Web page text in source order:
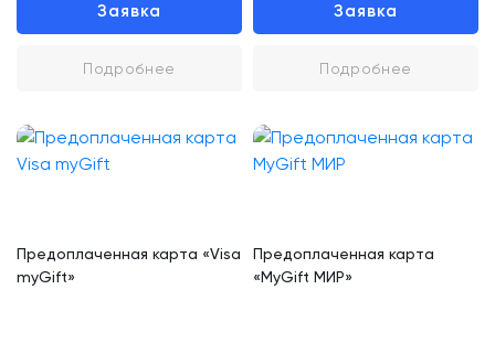
Заявка
Подробнее
Заявка
Подробнее
Предоплаченная карта «Visa
myGift»
Предоплаченная карта
«MyGift МИР»